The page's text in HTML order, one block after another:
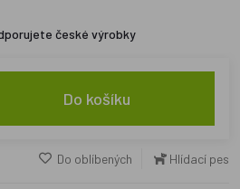
české výrobky
Do košíku
Do oblíbených Hlídací pes